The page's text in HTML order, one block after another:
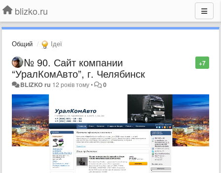
blizko.ru
Общий Ідеї
+7
№ 90. Сайт компании
“УралКомАвто”, г. Челябинск
BLIZKO ru 12 років тому• 0